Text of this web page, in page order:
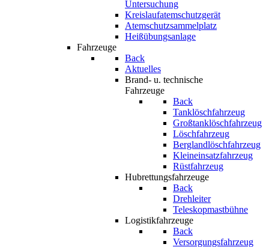
Untersuchung
Kreislaufatemschutzgerät
Atemschutzsammelplatz
Heißübungsanlage
Fahrzeuge
Back
Aktuelles
Brand- u. technische
Fahrzeuge
Back
Tanklöschfahrzeug
Großtanklöschfahrzeug
Löschfahrzeug
Berglandlöschfahrzeug
Kleineinsatzfahrzeug
Rüstfahrzeug
Hubrettungsfahrzeuge
Back
Drehleiter
Teleskopmastbühne
Logistikfahrzeuge
Back
Versorgungsfahrzeug